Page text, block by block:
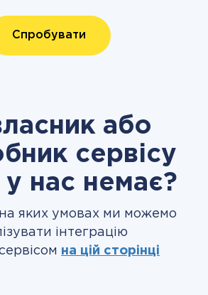
Спробувати
або
сервісу
у нас немає?
на яких умовах ми можемо
інтеграцію
на цій сторінці